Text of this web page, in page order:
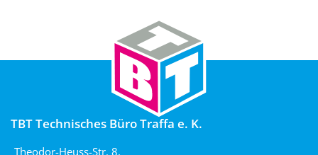
TBT Technisches Büro Traffa e. K.
Theodor-Heuss-Str. 8,